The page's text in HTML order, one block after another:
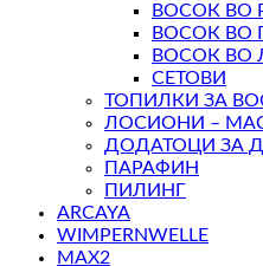
ВОСОК ВО
ВОСОК ВО
ВОСОК ВО
СЕТОВИ
ТОПИЛКИ ЗА
ЛОСИОНИ –
ДОДАТОЦИ ЗА
ПАРАФИН
ПИЛИНГ
ARCAYA
WIMPERNWELLE
MAX2